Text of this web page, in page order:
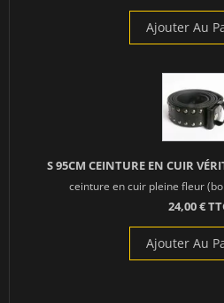
Ajouter Au
S 95CM CEINTURE EN CUIR
ceinture en cuir pleine fleur
24,00 €
Ajouter Au